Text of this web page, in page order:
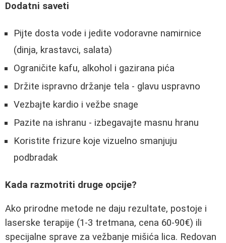
Dodatni saveti
Pijte dosta vode i jedite vodoravne namirnice
(dinja, krastavci, salata)
Ograničite kafu, alkohol i gazirana pića
Držite ispravno držanje tela - glavu uspravno
Vezbajte kardio i vežbe snage
Pazite na ishranu - izbegavajte masnu hranu
Koristite frizure koje vizuelno smanjuju
podbradak
Kada razmotriti druge opcije?
Ako prirodne metode ne daju rezultate, postoje i
laserske terapije (1-3 tretmana, cena 60-90€) ili
specijalne sprave za vežbanje mišića lica. Redovan